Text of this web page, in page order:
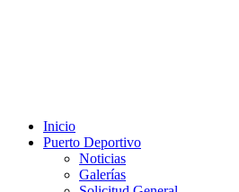
Inicio
Puerto Deportivo
Noticias
Galerías